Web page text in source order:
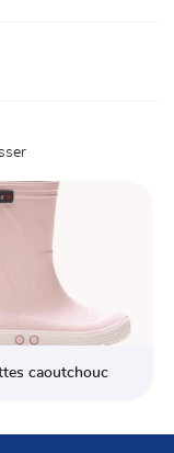
caoutchouc